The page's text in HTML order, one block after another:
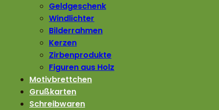
Geldgeschenk
Windlichter
Bilderrahmen
Kerzen
Zirbenprodukte
Figuren aus Holz
Motivbrettchen
Grußkarten
Schreibwaren